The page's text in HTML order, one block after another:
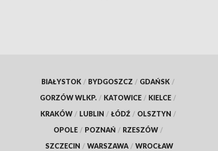
BIAŁYSTOK / BYDGOSZCZ / GDAŃSK /
GORZÓW WLKP. / KATOWICE / KIELCE /
KRAKÓW / LUBLIN / ŁÓDŹ / OLSZTYN /
OPOLE / POZNAŃ / RZESZÓW /
SZCZECIN / WARSZAWA / WROCŁAW